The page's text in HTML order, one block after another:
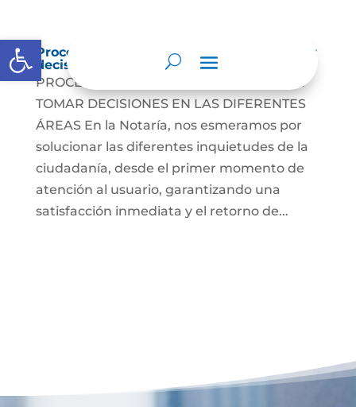
Abrir barra de herramientas
Procedimientos que se siguen para tomar
decisiones en las diferentes áreas
PROCEDIMIENTOS QUE SE SIGUEN PARA
TOMAR DECISIONES EN LAS DIFERENTES
ÁREAS En la Notaría, nos esmeramos por
solucionar las diferentes inquietudes de la
ciudadanía, desde el primer momento de
atención al usuario, garantizando una
satisfacción inmediata y el retorno de...